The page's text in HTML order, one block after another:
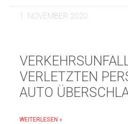
1. NOVEMBER 2020
VERLETZTEN
AUTO
WEITERLESEN »